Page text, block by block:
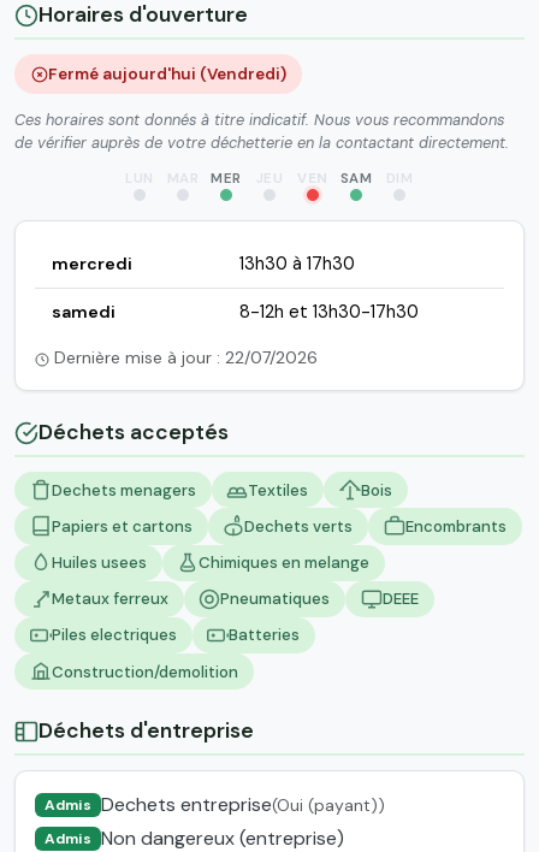
Horaires d'ouverture
Fermé aujourd'hui (Vendredi)
Ces horaires sont donnés à titre indicatif. Nous vous recommandons
de vérifier auprès de votre déchetterie en la contactant directement.
LUN MAR MER JEU VEN SAM DIM
mercredi 13h30 à 17h30
samedi 8-12h et 13h30-17h30
Dernière mise à jour : 22/07/2026
Déchets acceptés
Dechets menagers Textiles
Bois
Papiers et cartons
Dechets verts
Encombrants
Huiles usees
Chimiques en melange
Metaux ferreux
Pneumatiques
DEEE
Piles electriques
Batteries
Construction/demolition
Déchets d'entreprise
Admis Dechets entreprise(Oui (payant))
Admis Non dangereux (entreprise)